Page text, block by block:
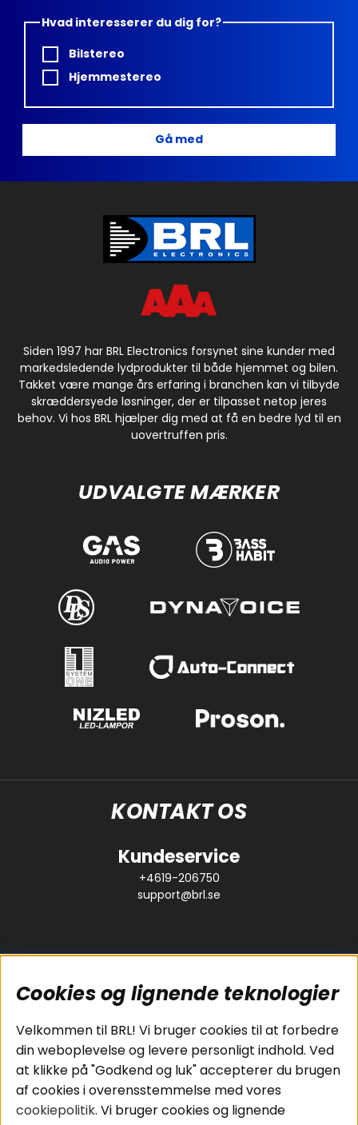
Hvad interesserer du dig for?
Bilstereo
Hjemmestereo
Gå med
Siden 1997 har BRL Electronics forsynet sine kunder med
markedsledende lydprodukter til både hjemmet og bilen.
Takket være mange års erfaring i branchen kan vi tilbyde
skræddersyede løsninger, der er tilpasset netop jeres
behov. Vi hos BRL hjælper dig med at få en bedre lyd til en
uovertruffen pris.
UDVALGTE MÆRKER
KONTAKT OS
Kundeservice
+4619-206750
support@brl.se
Populære sider
Pakkeløsninger
Bilstereo
Højttalere
Forstærker
Smartphone
Kundeservice
Cookies
Handelsbetingelser
Personvernpolicy
Service / Garanti /
Retur
Cookies og lignende teknologier
Velkommen til BRL! Vi bruger cookies til at forbedre
din weboplevelse og levere personligt indhold. Ved
at klikke på "Godkend og luk" accepterer du brugen
af cookies i overensstemmelse med vores
cookiepolitik. Vi bruger cookies og lignende